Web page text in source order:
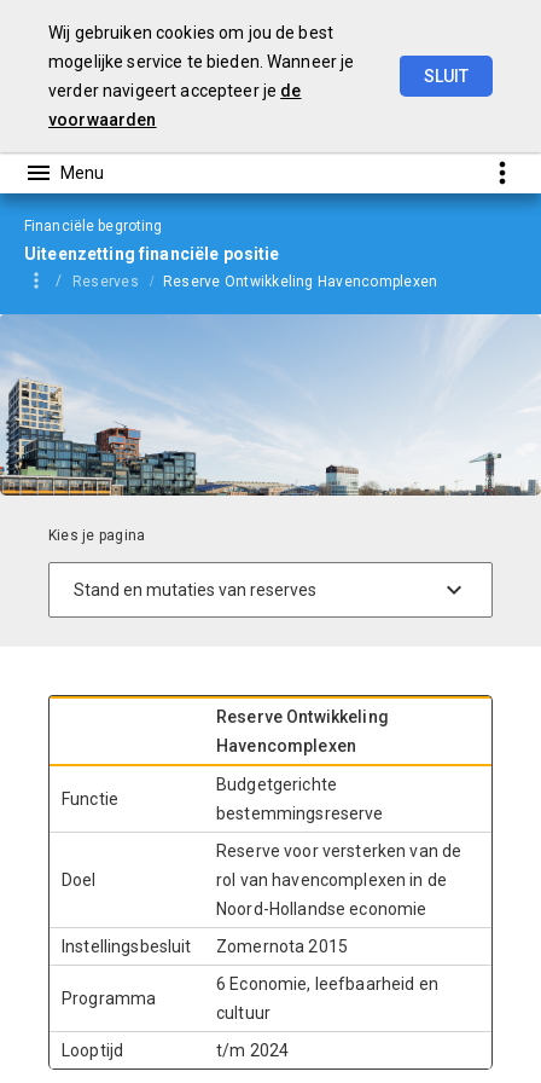
Wij gebruiken cookies om jou de best
mogelijke service te bieden. Wanneer je
verder navigeert accepteer je de
voorwaarden
SLUIT
Financiële begroting
Uiteenzetting financiële positie
Reserves Reserve Ontwikkeling Havencomplexen
Reserve Ontwikkeling
Havencomplexen
Functie
Budgetgerichte
bestemmingsreserve
Doel
Reserve voor versterken van de
rol van havencomplexen in de
Noord-Hollandse economie
Instellingsbesluit
Zomernota 2015
Programma
6 Economie, leefbaarheid en
cultuur
Looptijd
t/m 2024